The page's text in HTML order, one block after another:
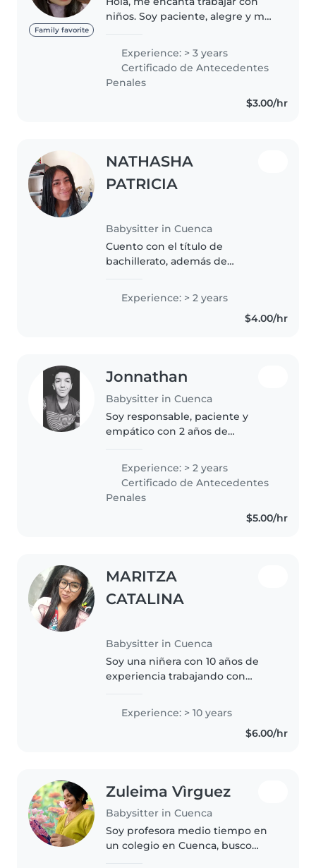
Family favorite
niños. Soy paciente, alegre y me
divertidas como juegos,
manualidades o leer cuentos.
Tengo experiencia cuidando a
peques de distintas..
Experience: > 3 years
Certificado de Antecedentes
Penales
$3.00/hr
NATHASHA
PATRICIA
Babysitter in Cuenca
Cuento con el título de
bachillerato, además de
párvulos y auxiliar en fisioterapia
y rehabilitación, lo que me ha
Experience: > 2 years
$4.00/hr
Jonnathan
Babysitter in Cuenca
Soy responsable, paciente y
empático con 2 años de
edad de caminar. Me encanta
hacer actividades creativas como
dibujar, manualidades y jugar.
Me siento..
Experience: > 2 years
Certificado de Antecedentes
Penales
$5.00/hr
MARITZA
CATALINA
Babysitter in Cuenca
Soy una niñera con 10 años de
experiencia trabajando con
responsable, paciente y
Experience: > 10 years
$6.00/hr
Zuleima Vìrguez
Babysitter in Cuenca
Soy profesora medio tiempo en
un colegio en Cuenca, busco